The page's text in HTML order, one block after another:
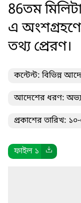
86তম
এ
তথ্য প্রেরণ।
কন্টেন্ট: বিভিন্ন
আদেশের ধরণ:
প্রকাশের তারিখ:
ফাইল ১